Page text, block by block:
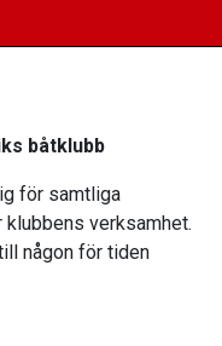
båtklubb
för samtliga
verksamhet.
någon för tiden